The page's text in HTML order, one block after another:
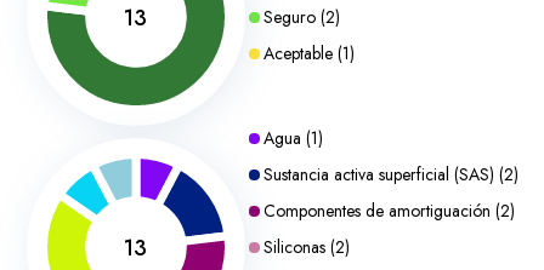
13
Seguro(2)
Aceptable(1)
13
Agua (1)
Sustancia activa superficial (SAS) (2)
Componentes de amortiguación (2)
Siliconas(2)